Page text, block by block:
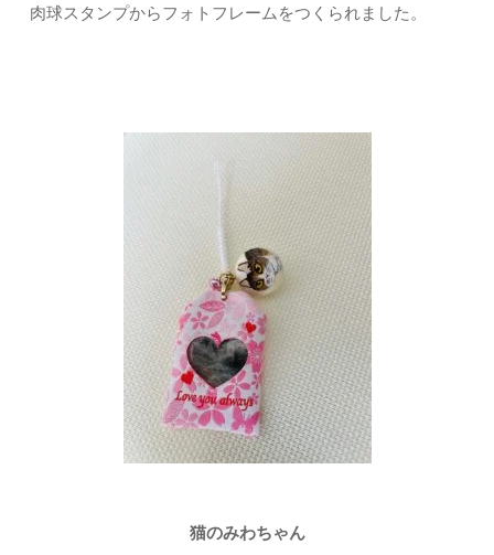
肉球スタンプからフォトフレームをつくられました。
猫のみわちゃん